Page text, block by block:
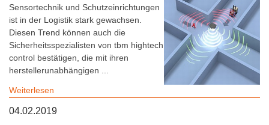
Sensortechnik und Schutzeinrichtungen
ist in der Logistik stark gewachsen.
Diesen Trend können auch die
Sicherheitsspezialisten von tbm hightech
control bestätigen, die mit ihren
herstellerunabhängigen ...
Weiterlesen
04.02.2019